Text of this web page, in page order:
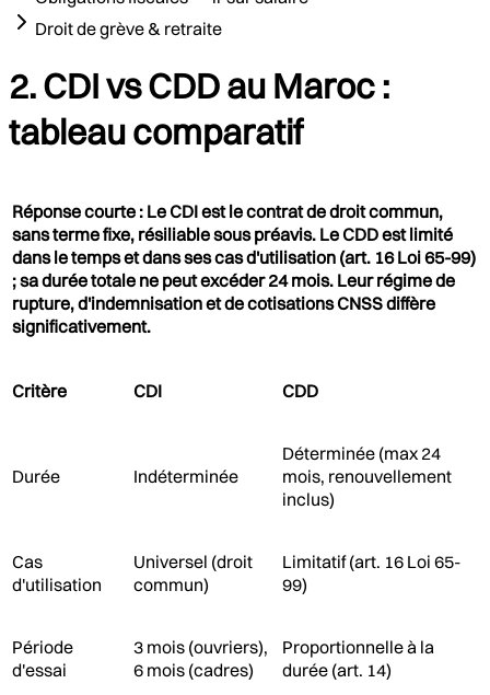
Droit de grève & retraite
2. CDI vs CDD au Maroc :
tableau comparatif
Réponse courte : Le CDI est le contrat de droit commun,
sans terme fixe, résiliable sous préavis. Le CDD est limité
dans le temps et dans ses cas d'utilisation (art. 16 Loi 65-99)
; sa durée totale ne peut excéder 24 mois. Leur régime de
rupture, d'indemnisation et de cotisations CNSS diffère
significativement.
Critère CDI CDD
Durée Indéterminée
Déterminée (max 24
mois, renouvellement
inclus)
Cas
d'utilisation
Universel (droit
commun)
Limitatif (art. 16 Loi 65-
99)
Période
d'essai
3 mois (ouvriers),
6 mois (cadres)
Proportionnelle à la
durée (art. 14)